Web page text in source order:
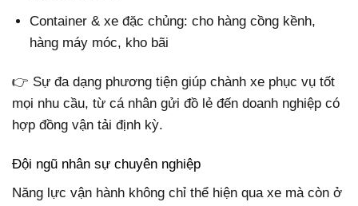
Container & xe đặc chủng: cho hàng cồng kềnh,
hàng máy móc, kho bãi
👉 Sự đa dạng phương tiện giúp chành xe phục vụ tốt
mọi nhu cầu, từ cá nhân gửi đồ lẻ đến doanh nghiệp có
hợp đồng vận tải định kỳ.
Đội ngũ nhân sự chuyên nghiệp
Năng lực vận hành không chỉ thể hiện qua xe mà còn ở